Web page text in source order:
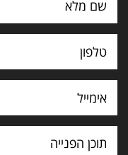
תוכן
הפנייה